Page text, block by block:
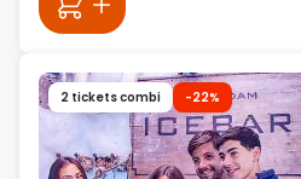
2 tickets combi -22%